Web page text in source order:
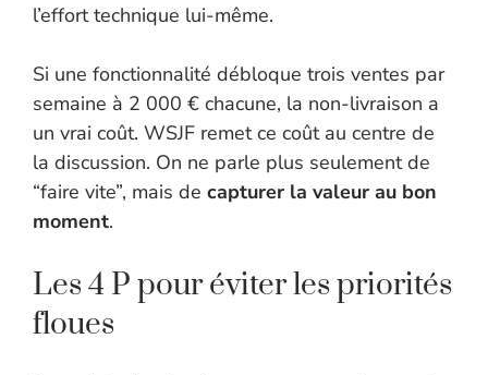
l’effort technique lui-même.
Si une fonctionnalité débloque trois ventes par
semaine à 2 000 € chacune, la non-livraison a
un vrai coût. WSJF remet ce coût au centre de
la discussion. On ne parle plus seulement de
“faire vite”, mais de capturer la valeur au bon
moment.
Les 4 P pour éviter les priorités
floues